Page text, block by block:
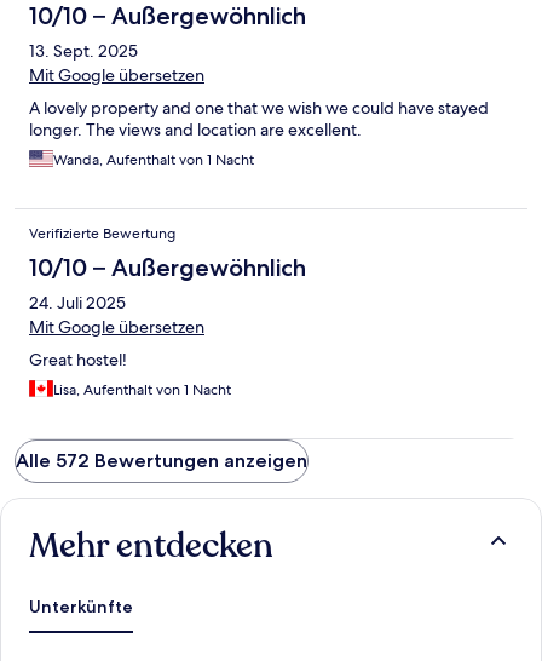
10/10 – Außergewöhnlich
13. Sept. 2025
Mit Google übersetzen
A lovely property and one that we wish we could have stayed
longer. The views and location are excellent.
Wanda, Aufenthalt von 1 Nacht
Verifizierte Bewertung
10/10 – Außergewöhnlich
24. Juli 2025
Mit Google übersetzen
Great hostel!
Lisa, Aufenthalt von 1 Nacht
Alle 572 Bewertungen anzeigen
Mehr entdecken
Unterkünfte